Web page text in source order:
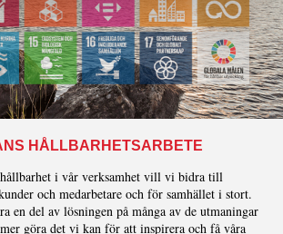
HÅLLBARHETSARBETE
i vår verksamhet vill vi bidra till
och medarbetare och för samhället i stort.
en del av lösningen på många av de utmaningar
göra det vi kan för att inspirera och få våra